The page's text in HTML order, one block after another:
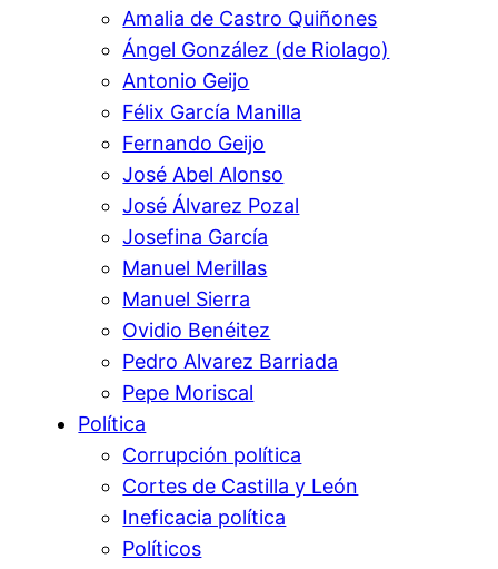
Amalia de Castro Quiñones
Ángel González (de Riolago)
Antonio Geijo
Félix García Manilla
Fernando Geijo
José Abel Alonso
José Álvarez Pozal
Josefina García
Manuel Merillas
Manuel Sierra
Ovidio Benéitez
Pedro Alvarez Barriada
Pepe Moriscal
Política
Corrupción política
Cortes de Castilla y León
Ineficacia política
Políticos